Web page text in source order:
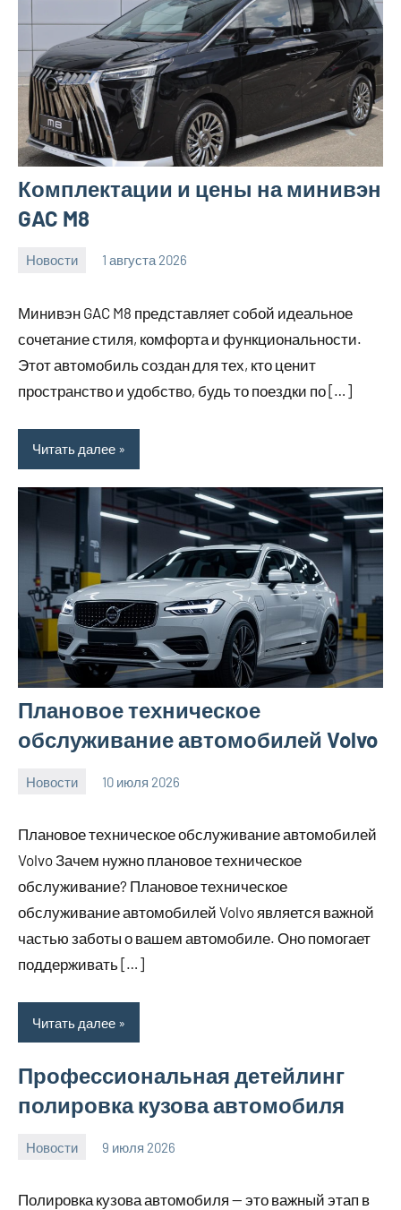
Комплектации и цены на минивэн
GAC M8
Новости 1 августа 2026
Минивэн GAC M8 представляет собой идеальное
сочетание стиля, комфорта и функциональности.
Этот автомобиль создан для тех, кто ценит
пространство и удобство, будь то поездки по […]
Читать далее
Плановое техническое
обслуживание автомобилей Volvo
Новости 10 июля 2026
Плановое техническое обслуживание автомобилей
Volvo Зачем нужно плановое техническое
обслуживание? Плановое техническое
обслуживание автомобилей Volvo является важной
частью заботы о вашем автомобиле. Оно помогает
поддерживать […]
Читать далее
Профессиональная детейлинг
полировка кузова автомобиля
Новости 9 июля 2026
Полировка кузова автомобиля — это важный этап в